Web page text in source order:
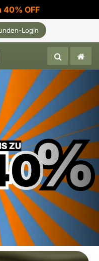
OFF
Login